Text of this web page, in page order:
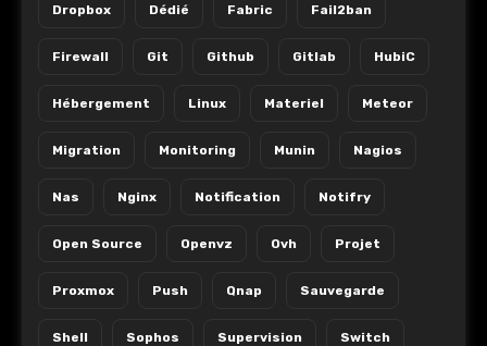
Dropbox Dédié Fabric Fail2ban
Firewall Git Github Gitlab HubiC
Hébergement Linux Materiel Meteor
Migration Monitoring Munin Nagios
Nas Nginx Notification Notifry
Open Source Openvz Ovh Projet
Proxmox Push Qnap Sauvegarde
Shell Sophos Supervision Switch